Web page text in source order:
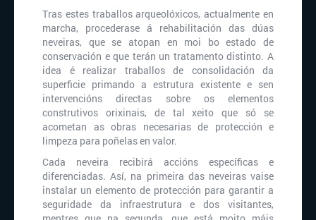
Tras estes traballos arqueolóxicos, actualmente en
marcha, procederase á rehabilitación das dúas
neveiras, que se atopan en moi bo estado de
conservación e que terán un tratamento distinto. A
idea é realizar traballos de consolidación da
superficie primando a estrutura existente e sen
intervencións directas sobre os elementos
construtivos orixinais, de tal xeito que só se
acometan as obras necesarias de protección e
limpeza para poñelas en valor.
Cada neveira recibirá accións específicas e
diferenciadas. Así, na primeira das neveiras vaise
instalar un elemento de protección para garantir a
seguridade da infraestrutura e dos visitantes,